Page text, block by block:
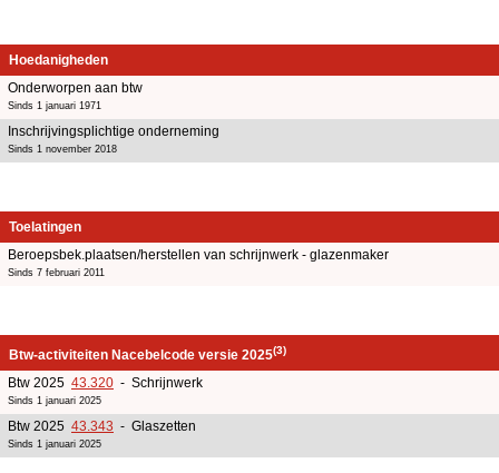
Hoedanigheden
Onderworpen aan btw
Sinds 1 januari 1971
Inschrijvingsplichtige onderneming
Sinds 1 november 2018
Toelatingen
Beroepsbek.plaatsen/herstellen van schrijnwerk - glazenmaker
Sinds 7 februari 2011
Btw-activiteiten Nacebelcode versie 2025(3)
Btw 2025 43.320 - Schrijnwerk
Sinds 1 januari 2025
Btw 2025 43.343 - Glaszetten
Sinds 1 januari 2025